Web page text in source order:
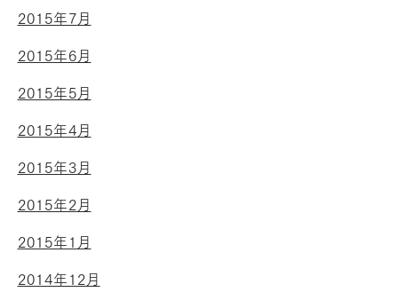
2015年7月
2015年6月
2015年5月
2015年4月
2015年3月
2015年2月
2015年1月
2014年12月